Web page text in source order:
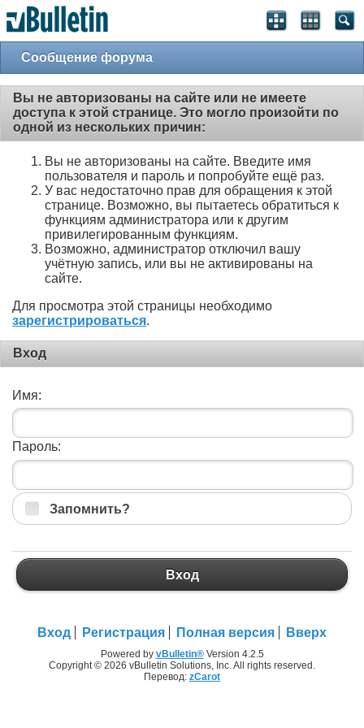
Сообщение форума
Вы не авторизованы на сайте или не имеете
доступа к этой странице. Это могло произойти по
одной из нескольких причин:
Вы не авторизованы на сайте. Введите имя
пользователя и пароль и попробуйте ещё раз.
У вас недостаточно прав для обращения к этой
странице. Возможно, вы пытаетесь обратиться к
функциям администратора или к другим
привилегированным функциям.
Возможно, администратор отключил вашу
учётную запись, или вы не активированы на
сайте.
Для просмотра этой страницы необходимо
зарегистрироваться.
Вход
Имя:
Пароль:
Запомнить?
Вход
Вход Регистрация Полная версия Вверх
Powered by vBulletin®Version 4.2.5
Copyright © 2026 vBulletin Solutions, Inc. All rights reserved.
Перевод: zCarot